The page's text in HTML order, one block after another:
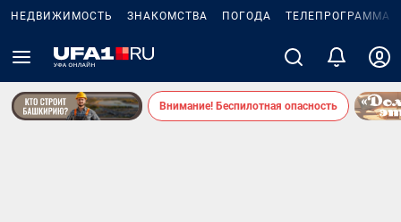
НЕДВИЖИМОСТЬ ЗНАКОМСТВА ПОГОДА ТЕЛЕПРОГРАММА
Внимание! Беспилотная опасность